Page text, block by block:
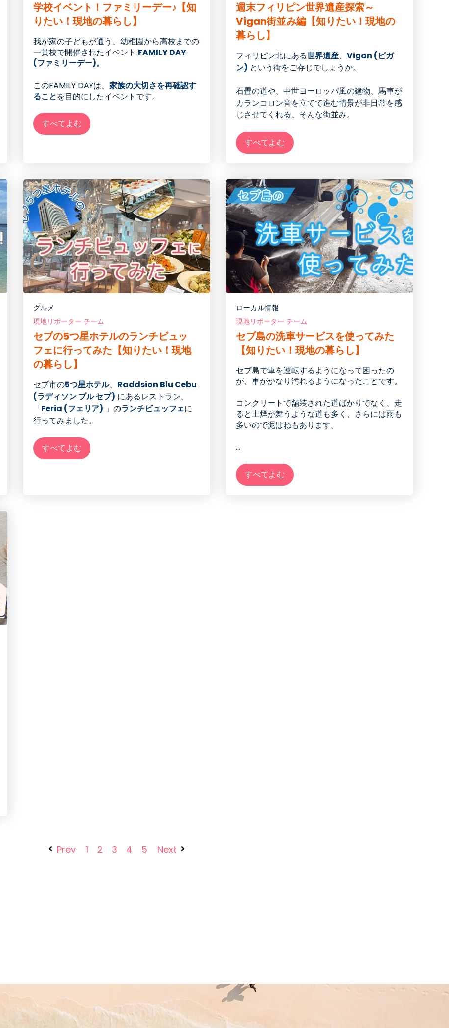
学校イベント！ファミリーデー♪【知
りたい！現地の暮らし】
我が家の子どもが通う、幼稚園から高校までの
一貫校で開催されたイベント FAMILY DAY
(ファミリーデー)。
このFAMILY DAYは、 家族の大切さを再確認す
ることを目的にしたイベント です。
すべてよむ
週末フィリピン世界遺産探索～
Vigan街並み編【知りたい！現地の
暮らし】
フィリピン北にある世界遺産、Vigan (ビガ
ン) という街をご存じでしょうか。
石畳の道や、中世ヨーロッパ風の建物、馬車が
カランコロン音を立てて進む情景が非日常を感
じさせてくれる、そんな街並み。
すべてよむ
グルメ
現地リポーター チーム
セブの5つ星ホテルのランチビュッ
フェに行ってみた【知りたい！現地
の暮らし】
セブ市の5つ星ホテル、 Raddsion Blu Cebu
(ラディソン ブル セブ) にあるレストラン、
「Feria (フェリア) 」のランチビュッフェに
行ってみました。
すべてよむ
ローカル情報
現地リポーター チーム
セブ島の洗車サービスを使ってみた
【知りたい！現地の暮らし】
セブ島で車を運転するようになって困ったの
が、車がかなり汚れるようになったことです。
コンクリートで舗装された道ばかりでなく、走
ると土煙が舞うような道も多く、さらには雨も
多いので泥はねもあります。
...
すべてよむ
Prev 1 2 3 4 5 Next